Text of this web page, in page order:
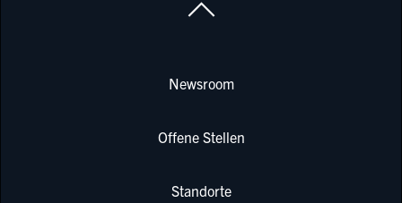
Newsroom
Offene Stellen
Standorte